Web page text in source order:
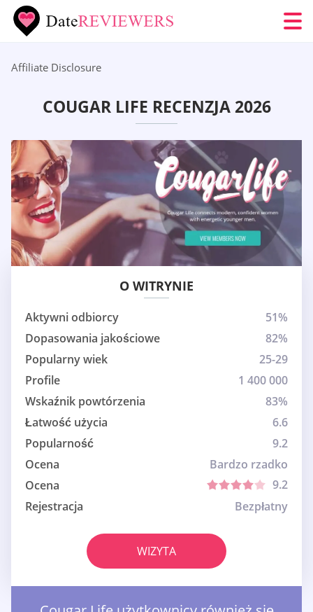
Affiliate Disclosure
COUGAR LIFE RECENZJA 2026
O WITRYNIE
Aktywni odbiorcy
51%
Dopasowania jakościowe
82%
Popularny wiek
25-29
Profile
1 400 000
Wskaźnik powtórzenia
83%
Łatwość użycia
6.6
Popularność
9.2
Ocena
Bardzo rzadko
Ocena
9.2
Rejestracja
Bezpłatny
WIZYTA